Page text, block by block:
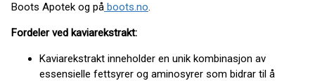
Boots Apotek og på boots.no.
Fordeler ved kaviarekstrakt:
Kaviarekstrakt inneholder en unik kombinasjon av
essensielle fettsyrer og aminosyrer som bidrar til å